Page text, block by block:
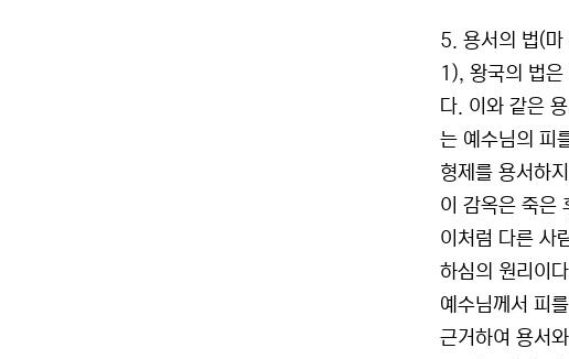
5. 용서의 법(
1), 왕국의 법은
다. 이와 같은
는 예수님의 피
형제를 용서하
이 감옥은 죽은
이처럼 다른 사
하심의 원리이
예수님께서 피
근거하여 용서